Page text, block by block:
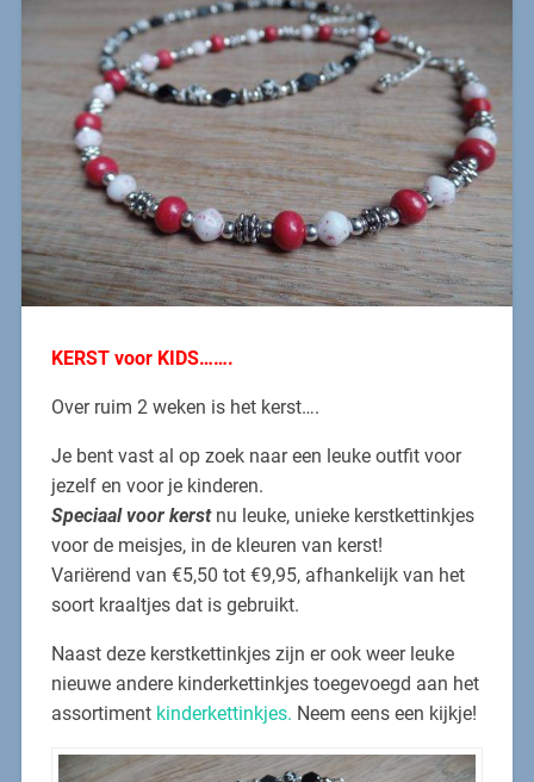
KERST voor KIDS…….
Over ruim 2 weken is het kerst….
Je bent vast al op zoek naar een leuke outfit voor
jezelf en voor je kinderen.
Speciaal voor kerstnu leuke, unieke kerstkettinkjes
voor de meisjes, in de kleuren van kerst!
Variërend van €5,50 tot €9,95, afhankelijk van het
soort kraaltjes dat is gebruikt.
Naast deze kerstkettinkjes zijn er ook weer leuke
nieuwe andere kinderkettinkjes toegevoegd aan het
assortiment kinderkettinkjes. Neem eens een kijkje!